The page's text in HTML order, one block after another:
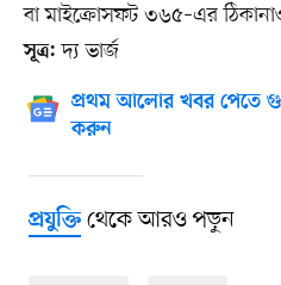
বা মাইক্রোসফট ৩৬৫–এর
সূত্র: দ্য ভার্জ
প্রথম আলোর খবর পেতে
করুন
প্রযুক্তিথেকে আরও পড়ুন